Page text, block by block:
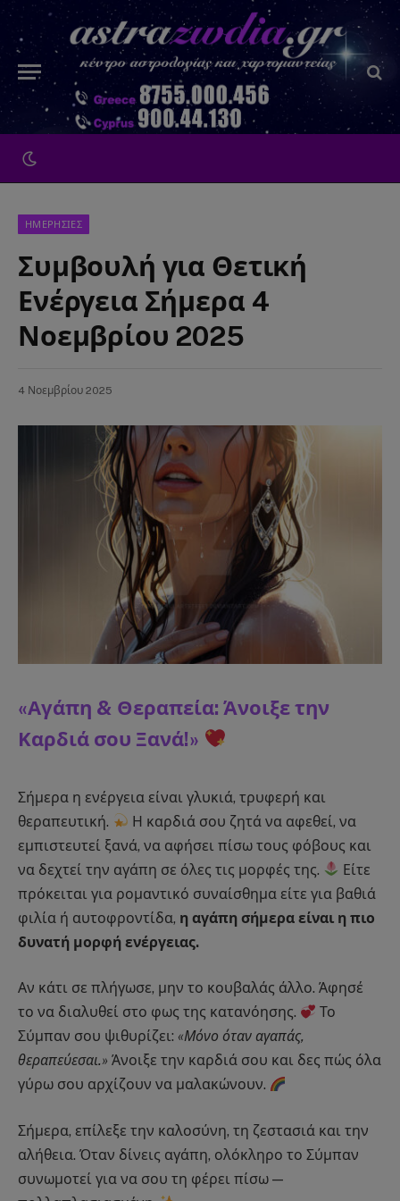
ΗΜΕΡΗΣΙΕΣ
Συμβουλή για Θετική
Ενέργεια Σήμερα 4
Νοεμβρίου 2025
4 Νοεμβρίου 2025
«Αγάπη & Θεραπεία: Άνοιξε την
Καρδιά σου Ξανά!»
Σήμερα η ενέργεια είναι γλυκιά, τρυφερή και
θεραπευτική.
Η καρδιά σου ζητά να αφεθεί, να
εμπιστευτεί ξανά, να αφήσει πίσω τους φόβους και
να δεχτεί την αγάπη σε όλες τις μορφές της.
Είτε
πρόκειται για ρομαντικό συναίσθημα είτε για βαθιά
φιλία ή αυτοφροντίδα, η αγάπη σήμερα είναι η πιο
δυνατή μορφή ενέργειας.
Αν κάτι σε πλήγωσε, μην το κουβαλάς άλλο. Άφησέ
το να διαλυθεί στο φως της κατανόησης.
Το
Σύμπαν σου ψιθυρίζει: «Μόνο όταν αγαπάς,
θεραπεύεσαι.» Άνοιξε την καρδιά σου και δες πώς όλα
γύρω σου αρχίζουν να μαλακώνουν.
Σήμερα, επίλεξε την καλοσύνη, τη ζεστασιά και την
αλήθεια. Όταν δίνεις αγάπη, ολόκληρο το Σύμπαν
συνωμοτεί για να σου τη φέρει πίσω —